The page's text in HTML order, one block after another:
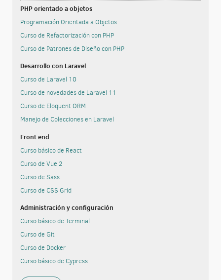
PHP orientado a objetos
Programación Orientada a Objetos
Curso de Refactorización con PHP
Curso de Patrones de Diseño con PHP
Desarrollo con Laravel
Curso de Laravel 10
Curso de novedades de Laravel 11
Curso de Eloquent ORM
Manejo de Colecciones en Laravel
Front end
Curso básico de React
Curso de Vue 2
Curso de Sass
Curso de CSS Grid
Administración y configuración
Curso básico de Terminal
Curso de Git
Curso de Docker
Curso básico de Cypress